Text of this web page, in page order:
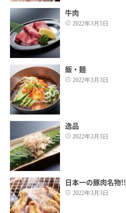
牛肉
2022年3月5日
飯・麺
2022年3月3日
逸品
2022年3月3日
日本一の豚肉名物!!
2022年3月3日